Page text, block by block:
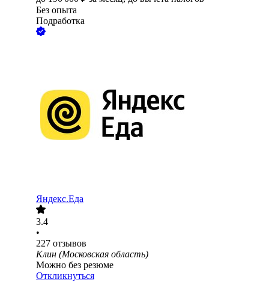
Без опыта
Подработка
Яндекс.Еда
3.4
•
227 отзывов
Клин (Московская область)
Можно без резюме
Откликнуться